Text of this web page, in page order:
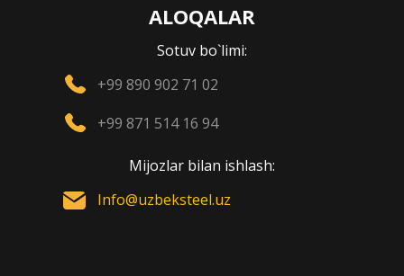
ALOQALAR
Sotuv bo`limi:
+99 890 902 71 02
+99 871 514 16 94
Mijozlar bilan ishlash:
Info@uzbeksteel.uz